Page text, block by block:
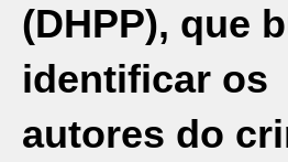
(DHPP), que
identificar os
autores do